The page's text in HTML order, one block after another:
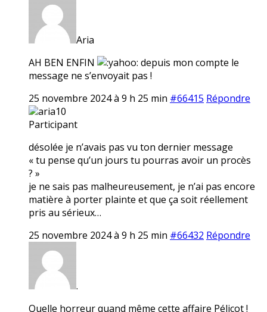
Aria
AH BEN ENFIN
depuis mon compte le
message ne s’envoyait pas !
25 novembre 2024 à 9 h 25 min #66415 Répondre
aria10
Participant
désolée je n’avais pas vu ton dernier message
« tu pense qu’un jours tu pourras avoir un procès
? »
je ne sais pas malheureusement, je n’ai pas encore
matière à porter plainte et que ça soit réellement
pris au sérieux…
25 novembre 2024 à 9 h 25 min #66432 Répondre
.
Quelle horreur quand même cette affaire Pélicot !